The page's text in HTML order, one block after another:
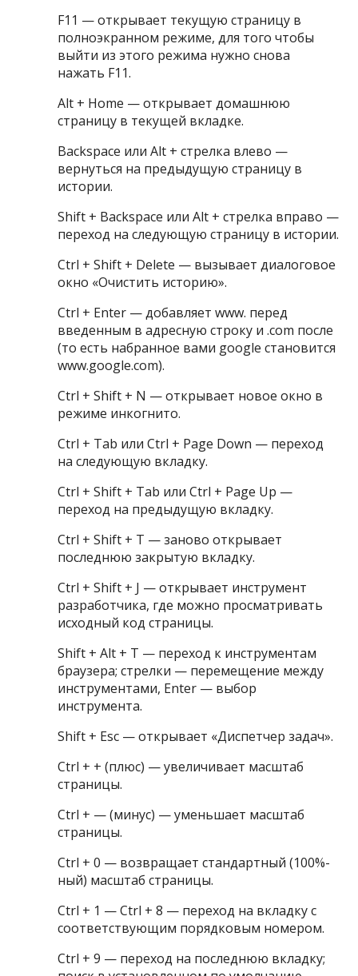
F11 — открывает текущую страницу в
полноэкранном режиме, для того чтобы
выйти из этого режима нужно снова
нажать F11.
Alt + Home — открывает домашнюю
страницу в текущей вкладке.
Backspace или Alt + стрелка влево —
вернуться на предыдущую страницу в
истории.
Shift + Backspace или Alt + стрелка вправо —
переход на следующую страницу в истории.
Ctrl + Shift + Delete — вызывает диалоговое
окно «Очистить историю».
Ctrl + Enter — добавляет www. перед
введенным в адресную строку и .com после
(то есть набранное вами google становится
www.google.com).
Ctrl + Shift + N — открывает новое окно в
режиме инкогнито.
Ctrl + Tab или Ctrl + Page Down — переход
на следующую вкладку.
Ctrl + Shift + Tab или Ctrl + Page Up —
переход на предыдущую вкладку.
Ctrl + Shift + T — заново открывает
последнюю закрытую вкладку.
Ctrl + Shift + J — открывает инструмент
разработчика, где можно просматривать
исходный код страницы.
Shift + Alt + T — переход к инструментам
браузера; стрелки — перемещение между
инструментами, Enter — выбор
инструмента.
Shift + Esc — открывает «Диспетчер задач».
Ctrl + + (плюс) — увеличивает масштаб
страницы.
Ctrl + — (минус) — уменьшает масштаб
страницы.
Ctrl + 0 — возвращает стандартный (100%-
ный) масштаб страницы.
Ctrl + 1 — Ctrl + 8 — переход на вкладку с
соответствующим порядковым номером.
Ctrl + 9 — переход на последнюю вкладку;